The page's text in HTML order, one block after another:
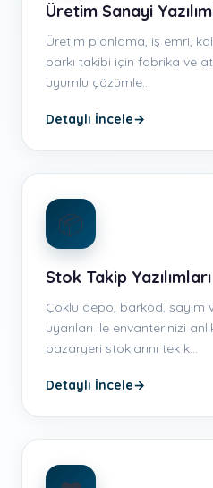
Üretim Sanayi
Üretim planlama, iş emri,
parkı takibi için fabrika ve
uyumlu çözümle…
Detaylı İncele→
📦
Stok Takip Yazılımları
Çoklu depo, barkod, sayım
uyarıları ile envanterinizi
pazaryeri stoklarını tek k…
Detaylı İncele→